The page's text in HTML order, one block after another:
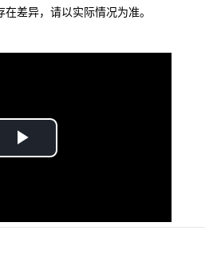
差异，请以实际情况为准。
P
a